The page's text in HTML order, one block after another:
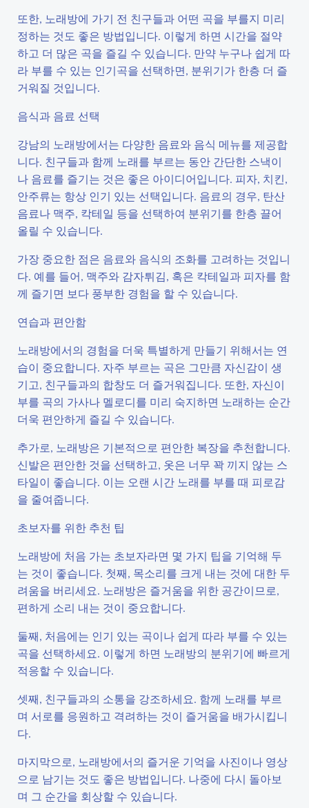
또한, 노래방에 가기 전 친구들과 어떤 곡을 부를지 미리
정하는 것도 좋은 방법입니다. 이렇게 하면 시간을 절약
하고 더 많은 곡을 즐길 수 있습니다. 만약 누구나 쉽게 따
라 부를 수 있는 인기곡을 선택하면, 분위기가 한층 더 즐
거워질 것입니다.
음식과 음료 선택
강남의 노래방에서는 다양한 음료와 음식 메뉴를 제공합
니다. 친구들과 함께 노래를 부르는 동안 간단한 스낵이
나 음료를 즐기는 것은 좋은 아이디어입니다. 피자, 치킨,
안주류는 항상 인기 있는 선택입니다. 음료의 경우, 탄산
음료나 맥주, 칵테일 등을 선택하여 분위기를 한층 끌어
올릴 수 있습니다.
가장 중요한 점은 음료와 음식의 조화를 고려하는 것입니
다. 예를 들어, 맥주와 감자튀김, 혹은 칵테일과 피자를 함
께 즐기면 보다 풍부한 경험을 할 수 있습니다.
연습과 편안함
노래방에서의 경험을 더욱 특별하게 만들기 위해서는 연
습이 중요합니다. 자주 부르는 곡은 그만큼 자신감이 생
기고, 친구들과의 합창도 더 즐거워집니다. 또한, 자신이
부를 곡의 가사나 멜로디를 미리 숙지하면 노래하는 순간
더욱 편안하게 즐길 수 있습니다.
추가로, 노래방은 기본적으로 편안한 복장을 추천합니다.
신발은 편안한 것을 선택하고, 옷은 너무 꽉 끼지 않는 스
타일이 좋습니다. 이는 오랜 시간 노래를 부를 때 피로감
을 줄여줍니다.
초보자를 위한 추천 팁
노래방에 처음 가는 초보자라면 몇 가지 팁을 기억해 두
는 것이 좋습니다. 첫째, 목소리를 크게 내는 것에 대한 두
려움을 버리세요. 노래방은 즐거움을 위한 공간이므로,
편하게 소리 내는 것이 중요합니다.
둘째, 처음에는 인기 있는 곡이나 쉽게 따라 부를 수 있는
곡을 선택하세요. 이렇게 하면 노래방의 분위기에 빠르게
적응할 수 있습니다.
셋째, 친구들과의 소통을 강조하세요. 함께 노래를 부르
며 서로를 응원하고 격려하는 것이 즐거움을 배가시킵니
다.
마지막으로, 노래방에서의 즐거운 기억을 사진이나 영상
으로 남기는 것도 좋은 방법입니다. 나중에 다시 돌아보
며 그 순간을 회상할 수 있습니다.